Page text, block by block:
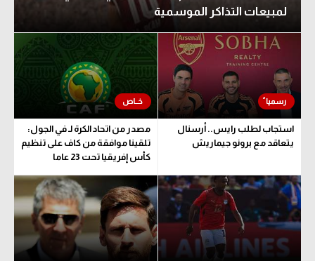
لمبيعات التذاكر الموسمية
استجاب لطلب رايس.. أرسنال
يتعاقد مع برونو جيماريش
مصدر من اتحاد الكرة لـ في الجول:
تلقينا موافقة من كاف على تنظيم
كأس إفريقيا تحت 23 عاما